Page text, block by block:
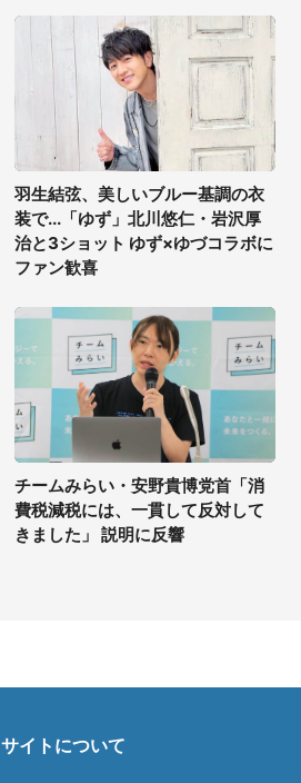
羽生結弦、美しいブルー基調の衣
装で...「ゆず」北川悠仁・岩沢厚
治と3ショット ゆず×ゆづコラボに
ファン歓喜
チームみらい・安野貴博党首「消
費税減税には、一貫して反対して
きました」 説明に反響
サイトについて